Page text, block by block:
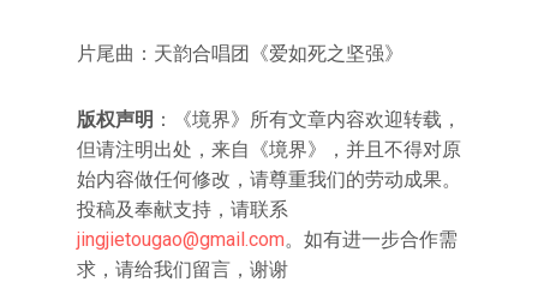
片尾曲：天韵合唱团《爱如死之坚强》
版权声明 ：《境界》所有文章内容欢迎转载，
但请注明出处，来自《境界》，并且不得对原
始内容做任何修改，请尊重我们的劳动成果。
投稿及奉献支持，请联系
jingjietougao@gmail.com。如有进一步合作需
求，请给我们留言，谢谢